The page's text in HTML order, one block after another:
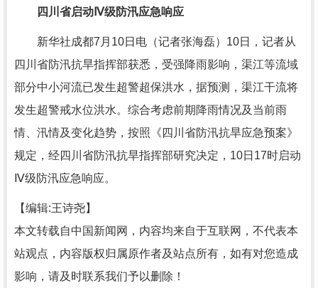
四川省启动Ⅳ级防汛应急响应
新华社成都7月10日电（记者张海磊）10日，记者从
四川省防汛抗旱指挥部获悉，受强降雨影响，渠江等流域
部分中小河流已发生超警超保洪水，据预测，渠江干流将
发生超警戒水位洪水。综合考虑前期降雨情况及当前雨
情、汛情及变化趋势，按照《四川省防汛抗旱应急预案》
规定，经四川省防汛抗旱指挥部研究决定，10日17时启动
Ⅳ级防汛应急响应。
【编辑:王诗尧】
本文转载自中国新闻网，内容均来自于互联网，不代表本
站观点，内容版权归属原作者及站点所有，如有对您造成
影响，请及时联系我们予以删除！